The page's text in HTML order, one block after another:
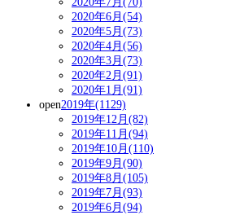
2020年6月(54)
2020年5月(73)
2020年4月(56)
2020年3月(73)
2020年2月(91)
2020年1月(91)
open2019年(1129)
2019年12月(82)
2019年11月(94)
2019年10月(110)
2019年9月(90)
2019年8月(105)
2019年7月(93)
2019年6月(94)